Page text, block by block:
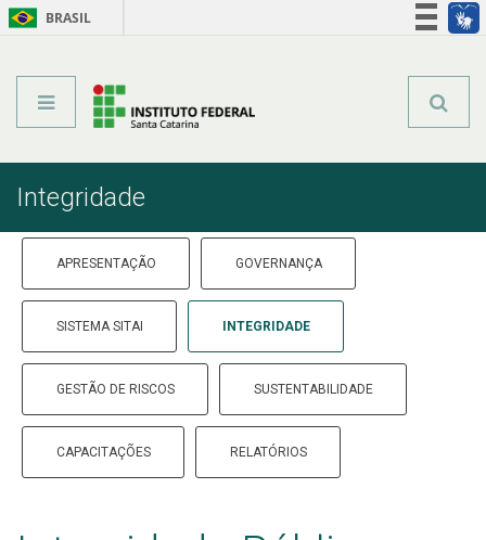
BRASIL
Integridade
APRESENTAÇÃO GOVERNANÇA
SISTEMA SITAI INTEGRIDADE
GESTÃO DE RISCOS SUSTENTABILIDADE
CAPACITAÇÕES RELATÓRIOS